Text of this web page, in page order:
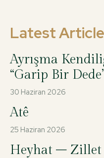
Latest
Ayrışma
“Garip Bir
30 Haziran 2026
Atê
25 Haziran 2026
Heyhat – Zillet